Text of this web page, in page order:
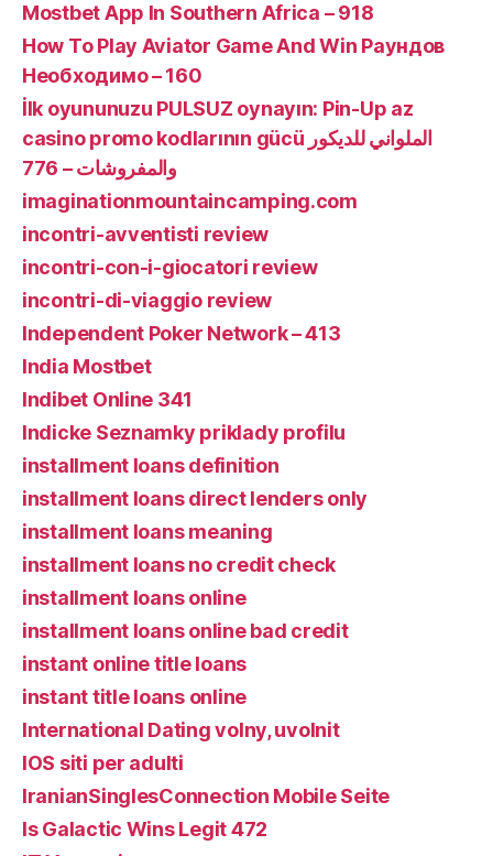
Mostbet App In Southern Africa – 918
How To Play Aviator Game And Win Раундов
Необходимо – 160
İlk oyununuzu PULSUZ oynayın: Pin-Up az
casino promo kodlarının gücü الملواني للديكور
والمفروشات – 776
imaginationmountaincamping.com
incontri-avventisti review
incontri-con-i-giocatori review
incontri-di-viaggio review
Independent Poker Network – 413
India Mostbet
Indibet Online 341
Indicke Seznamky priklady profilu
installment loans definition
installment loans direct lenders only
installment loans meaning
installment loans no credit check
installment loans online
installment loans online bad credit
instant online title loans
instant title loans online
International Dating volny, uvolnit
IOS siti per adulti
IranianSinglesConnection Mobile Seite
Is Galactic Wins Legit 472